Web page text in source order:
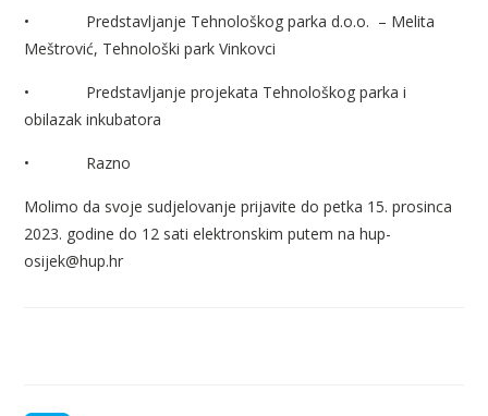
• Predstavljanje Tehnološkog parka d.o.o. – Melita
Meštrović, Tehnološki park Vinkovci
•
Predstavljanje projekata Tehnološkog parka i
obilazak inkubatora
• Razno
Molimo da svoje sudjelovanje prijavite do petka 15. prosinca
2023. godine do 12 sati elektronskim putem na hup-
osijek@hup.hr